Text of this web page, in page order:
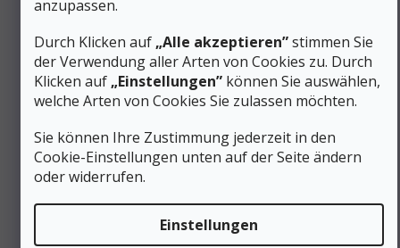
anzupassen.
Durch Klicken auf „Alle akzeptieren”stimmen Sie
der Verwendung aller Arten von Cookies zu. Durch
Klicken auf „Einstellungen” können Sie auswählen,
welche Arten von Cookies Sie zulassen möchten.
Sie können Ihre Zustimmung jederzeit in den
Cookie-Einstellungen unten auf der Seite ändern
oder widerrufen.
Einstellungen
Neutrale Plattform ohne dedizierte
Pronationskorrektur – die Stabilität ergibt sich aus der
Grundgeometrie und der Rock Plate
Geräumige Zehenbox reduziert den Druck auf die
Mittelfußknochen bei langen Läufen und unterstützt
Niedriger Schaftschnitt erhält die
Knöchelbeweglichkeit und Propriozeption
(Wahrnehmung der Fußposition im Raum)
Gleichmäßige Druckverteilung
und Midsole reduziert die Entstehung von
Druckpunkten bei mehrfachen Abstiegen
Fließender Fersenabrollübergang entspricht der